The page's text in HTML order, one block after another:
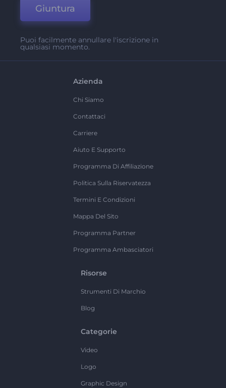
Giuntura
Puoi facilmente annullare l'iscrizione in
qualsiasi momento.
Azienda
Chi Siamo
Contattaci
Carriere
Aiuto E Supporto
Programma Di Affiliazione
Politica Sulla Riservatezza
Termini E Condizioni
Mappa Del Sito
Programma Partner
Programma Ambasciatori
Risorse
Strumenti Di Marchio
Blog
Categorie
Video
Logo
Graphic Design